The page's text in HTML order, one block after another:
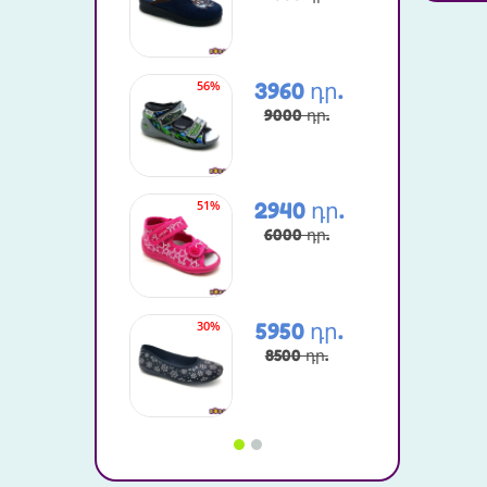
56% 3960 դր.
9000 դր.
51% 2940 դր.
6000 դր.
30% 5950 դր.
8500 դր.